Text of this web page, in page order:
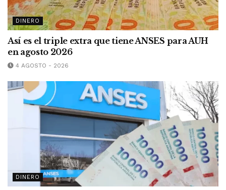
DINERO
Así es el triple extra que tiene ANSES para AUH
en agosto 2026
4 AGOSTO - 2026
DINERO